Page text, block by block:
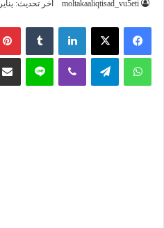
moltakaaliqtisad_vu5eti آخر تحديث: يناير 22, 2021
فيسبوك ‫X لينكدإن
واتساب تيلقرام لاين